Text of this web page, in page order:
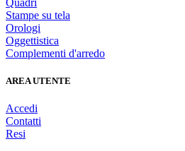
Stampe su tela
Orologi
Oggettistica
Complementi d'arredo
AREA UTENTE
Accedi
Contatti
Resi